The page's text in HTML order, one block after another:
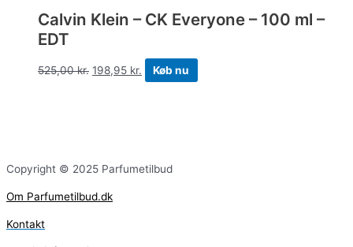
Calvin Klein – CK Everyone – 100 ml –
EDT
525,00kr. 198,95 kr. Køb nu
Copyright © 2025 Parfumetilbud
Om Parfumetilbud.dk
Kontakt